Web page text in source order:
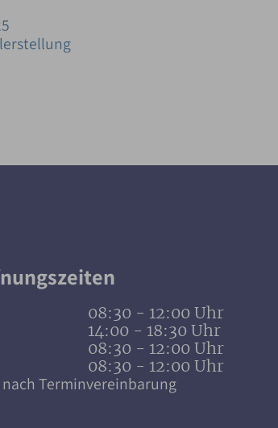
08:30 - 12:00 Uhr
14:00 - 18:30 Uhr
08:30 - 12:00 Uhr
08:30 - 12:00 Uhr
Terminvereinbarung